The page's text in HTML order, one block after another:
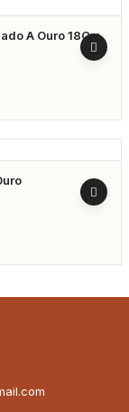
A Ouro 18Cm